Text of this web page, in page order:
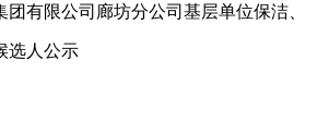
团有限公司廊坊分公司基层单位保洁、
选人公示